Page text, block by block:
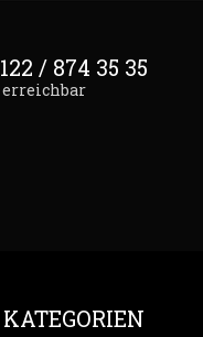
/ 874 35 35
erreichbar
KATEGORIEN